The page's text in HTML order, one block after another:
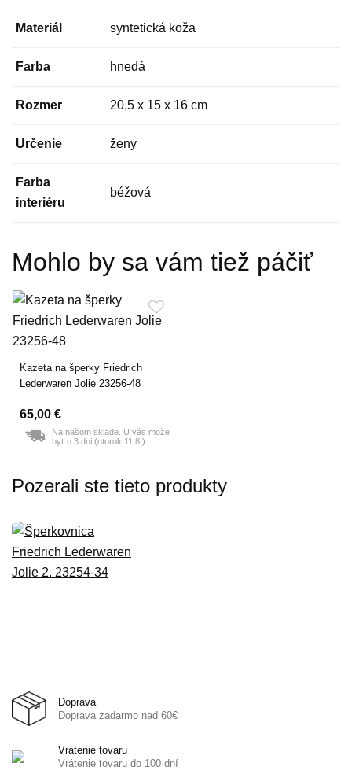
Materiál syntetická koža
Farba hnedá
Rozmer 20,5 x 15 x 16 cm
Určenie ženy
Farba
interiéru
béžová
Mohlo by sa vám tiež páčiť
Kazeta na šperky Friedrich
Lederwaren Jolie 23256-48
65,00 €
Na našom sklade. U vás može
byť o 3 dni (utorok 11.8.)
Pozerali ste tieto produkty
Doprava
Doprava zadarmo nad 60€
Vrátenie tovaru
Vrátenie tovaru do 100 dní